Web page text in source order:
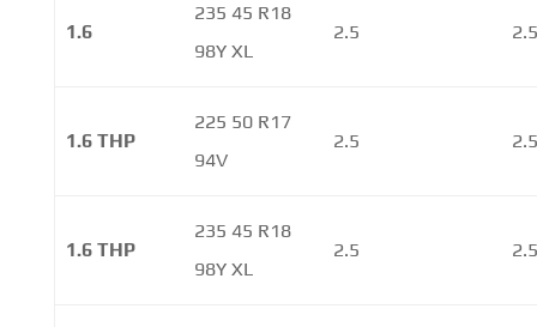
1.6
235 45 R18
98Y XL
2.5
1.6 THP
225 50 R17
94V
2.5
1.6 THP
235 45 R18
98Y XL
2.5